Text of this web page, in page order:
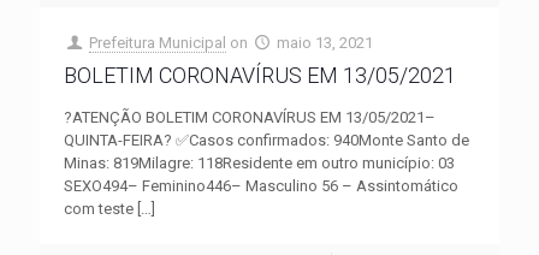
Prefeitura Municipal on maio 13, 2021
BOLETIM CORONAVÍRUS EM 13/05/2021
?ATENÇÃO BOLETIM CORONAVÍRUS EM 13/05/2021–
QUINTA-FEIRA? ✅Casos confirmados: 940Monte Santo de
Minas: 819Milagre: 118Residente em outro município: 03
SEXO494– Feminino446– Masculino 56 – Assintomático
com teste